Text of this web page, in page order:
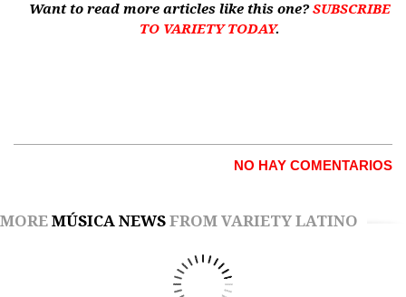
Want to read more articles like this one?SUBSCRIBE
TO VARIETY TODAY.
NO HAY COMENTARIOS
MORE MÚSICA NEWS FROM VARIETY LATINO